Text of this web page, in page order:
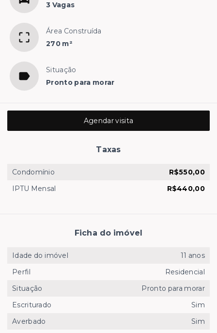
3 Vagas
Área Construída
270 m²
Situação
Pronto para morar
Agendar visita
Taxas
Condomínio
R$550,00
IPTU Mensal
R$440,00
Ficha do imóvel
Idade do imóvel
11 anos
Perfil
Residencial
Situação
Pronto para morar
Escriturado
Sim
Averbado
Sim